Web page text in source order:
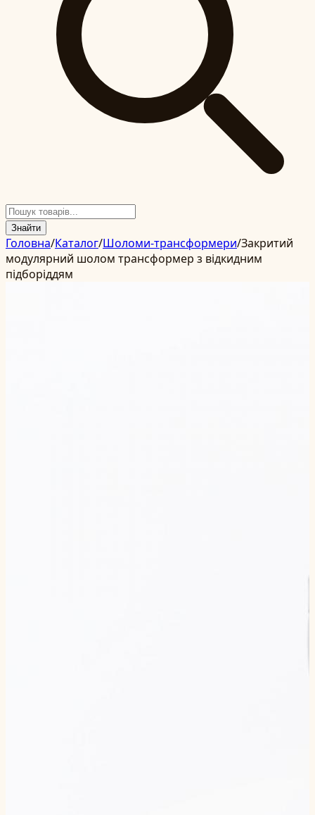
Знайти
Головна/Каталог/Шоломи-трансформери/Закритий
модулярний шолом трансформер з відкидним
підборіддям